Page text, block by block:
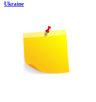
Ukraine